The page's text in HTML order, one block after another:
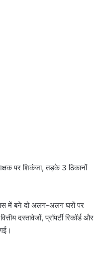
पर शिकंजा, तड़के 3 ठिकानों
में बने दो अलग-अलग घरों पर
दस्तावेजों, प्रॉपर्टी रिकॉर्ड और